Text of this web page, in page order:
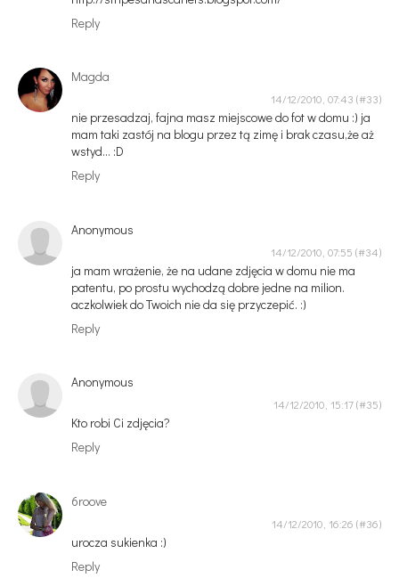
Reply
Magda
14/12/2010, 07:43
nie przesadzaj, fajna masz miejscowe do fot w domu :) ja
mam taki zastój na blogu przez tą zimę i brak czasu,że aż
wstyd... :D
Reply
Anonymous
14/12/2010, 07:55
ja mam wrażenie, że na udane zdjęcia w domu nie ma
patentu, po prostu wychodzą dobre jedne na milion.
aczkolwiek do Twoich nie da się przyczepić. :)
Reply
Anonymous
14/12/2010, 15:17
Kto robi Ci zdjęcia?
Reply
6roove
14/12/2010, 16:26
urocza sukienka :)
Reply